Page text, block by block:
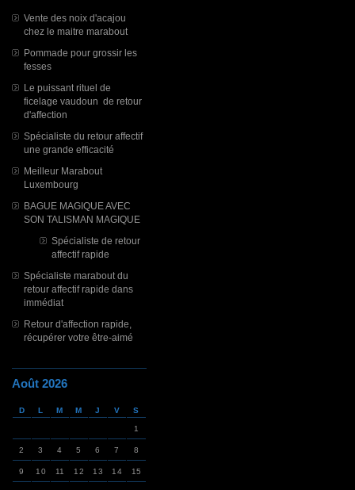
Vente des noix d'acajou
chez le maitre marabout
Pommade pour grossir les
fesses
Le puissant rituel de
ficelage vaudoun de retour
d'affection
Spécialiste du retour affectif
une grande efficacité
Meilleur Marabout
Luxembourg
BAGUE MAGIQUE AVEC
SON TALISMAN MAGIQUE
Spécialiste de retour
affectif rapide
Spécialiste marabout du
retour affectif rapide dans
immédiat
Retour d'affection rapide,
récupérer votre être-aimé
Août 2026
D L M M J V S
1
2 3 4 5 6 7 8
9 10 11 12 13 14 15